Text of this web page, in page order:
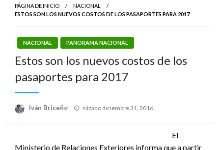
PÁGINA DE INICIO
NACIONAL
ESTOS SON LOS NUEVOS COSTOS DE LOS PASAPORTES PARA 2017
NACIONAL PANORAMA NACIONAL
Estos son los nuevos costos de los
pasaportes para 2017
Iván Briceño
Publicado
sábado diciembre 31, 2016
El
Ministerio de Relaciones Exteriores informa que a partir